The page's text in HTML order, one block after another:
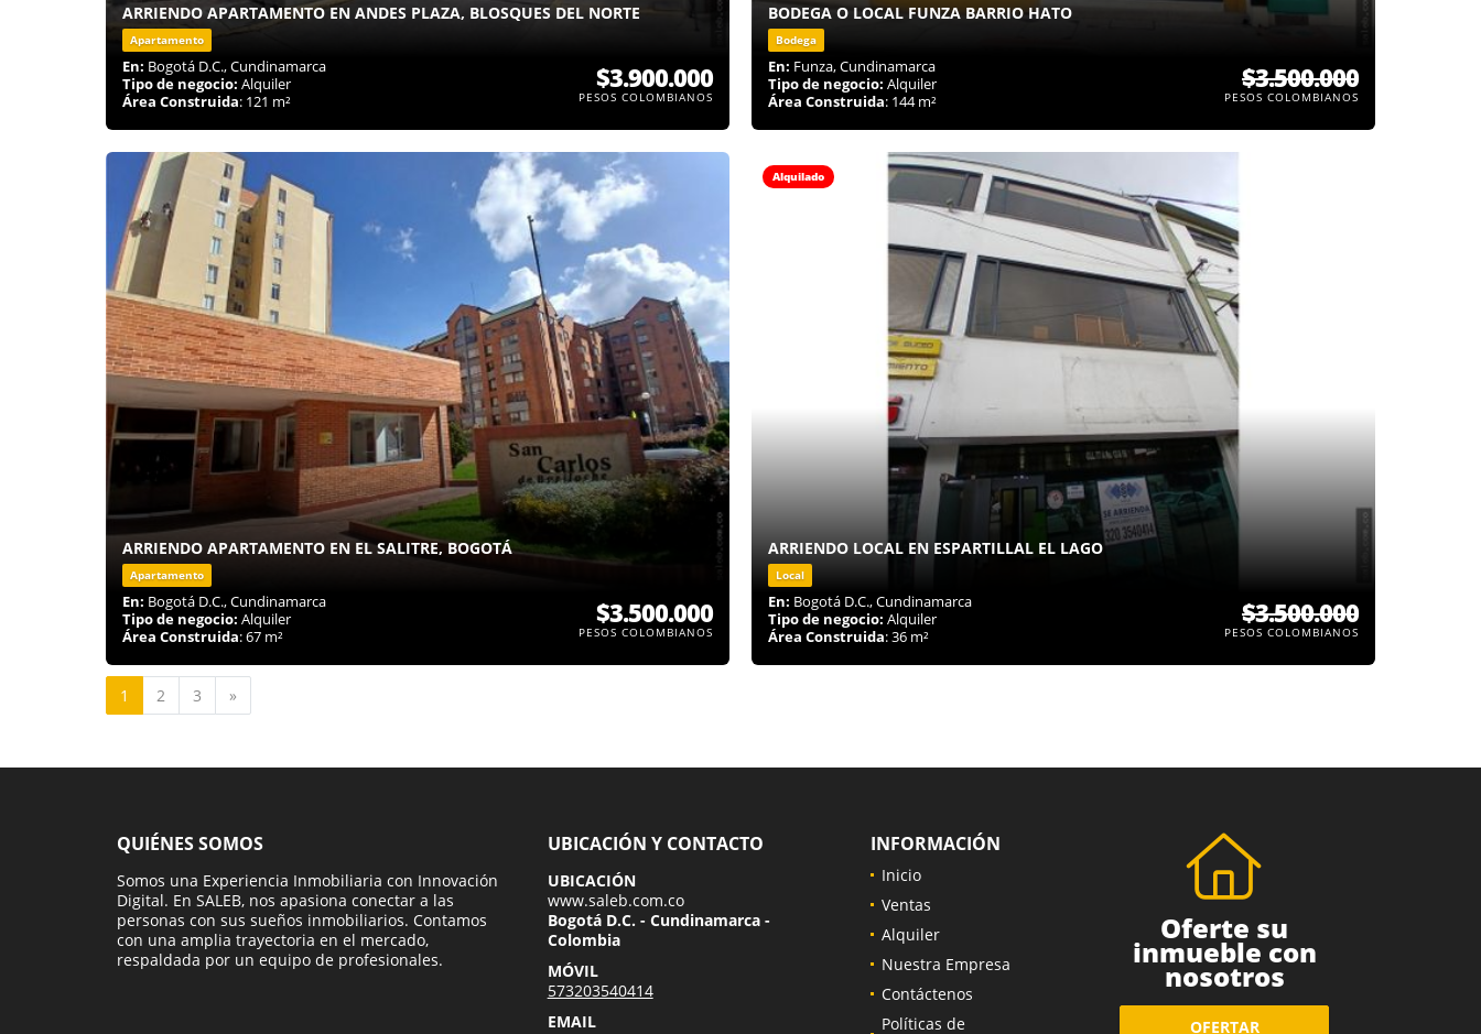
ARRIENDO APARTAMENTO EN ANDES PLAZA, BLOSQUES DEL NORTE
Apartamento
En: Bogotá D.C., Cundinamarca
Tipo de negocio: Alquiler
Área Construida: 121 m²
$3.900.000
PESOS COLOMBIANOS
BODEGA O LOCAL FUNZA BARRIO HATO
Bodega
En: Funza, Cundinamarca
Tipo de negocio: Alquiler
Área Construida: 144 m²
$3.500.000
PESOS COLOMBIANOS
ARRIENDO APARTAMENTO EN EL SALITRE, BOGOTÁ
Apartamento
En: Bogotá D.C., Cundinamarca
Tipo de negocio: Alquiler
Área Construida: 67 m²
$3.500.000
PESOS COLOMBIANOS
Alquilado
ARRIENDO LOCAL EN ESPARTILLAL EL LAGO
Local
En: Bogotá D.C., Cundinamarca
Tipo de negocio: Alquiler
Área Construida: 36 m²
$3.500.000
PESOS COLOMBIANOS
1 2 3 »
QUIÉNES SOMOS
Somos una Experiencia Inmobiliaria con Innovación
Digital. En SALEB, nos apasiona conectar a las
personas con sus sueños inmobiliarios. Contamos
con una amplia trayectoria en el mercado,
respaldada por un equipo de profesionales.
UBICACIÓN Y CONTACTO
UBICACIÓN
www.saleb.com.co
Bogotá D.C. - Cundinamarca -
Colombia
MÓVIL
573203540414
EMAIL
INFORMACIÓN
Inicio
Ventas
Alquiler
Nuestra Empresa
Contáctenos
Políticas de
Oferte su
inmueble con
nosotros
OFERTAR